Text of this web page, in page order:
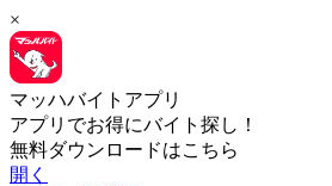
×
マッハバイトアプリ
アプリでお得にバイト探し！
無料ダウンロードはこちら
開く